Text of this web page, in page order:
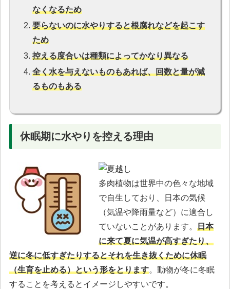
なくなるため
要らないのに水やりすると根腐れなどを起こす
ため
控える度合いは種類によってかなり異なる
全く水を与えないものもあれば、回数と量が減
るものもある
休眠期に水やりを控える理由
多肉植物は世界中の色々な地域
で自生しており、日本の気候
（気温や降雨量など）に適合し
ていないことがあります。日本
に来て夏に気温が高すぎたり、
逆に冬に低すぎたりするとそれを生き抜くために休眠
（生育を止める）という形をとります。動物が冬に冬眠
することを考えるとイメージしやすいです。